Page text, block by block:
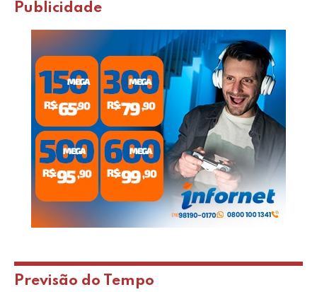
Publicidade
Previsão do Tempo